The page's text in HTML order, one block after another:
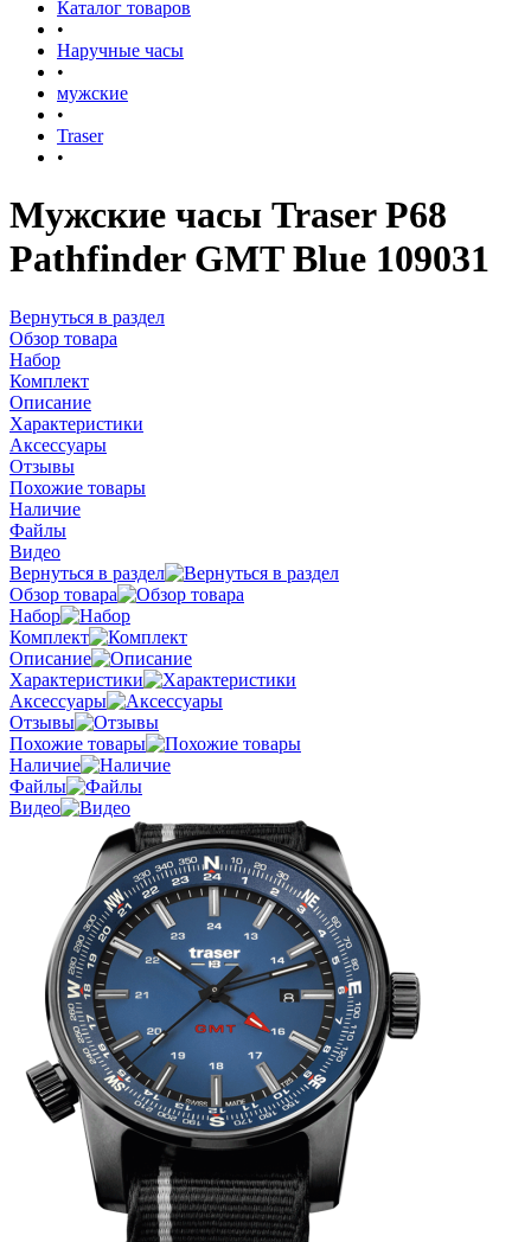
Каталог товаров
•
Наручные часы
•
мужские
•
Traser
•
Мужские часы Traser P68
Pathfinder GMT Blue 109031
Вернуться в раздел
Обзор товара
Набор
Комплект
Описание
Характеристики
Аксессуары
Отзывы
Похожие товары
Наличие
Файлы
Видео
Вернуться в раздел
Обзор товара
Набор
Комплект
Описание
Характеристики
Аксессуары
Отзывы
Похожие товары
Наличие
Файлы
Видео